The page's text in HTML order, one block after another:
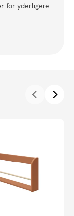
for yderligere